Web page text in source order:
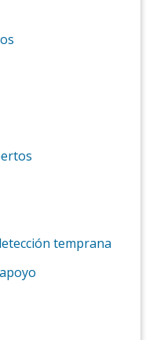
temprana